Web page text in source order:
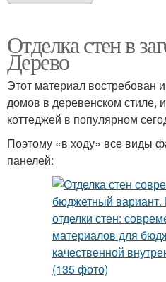
Отделка стен в
Дерево
Этот материал востребован
домов в деревенском стиле,
коттеджей в популярном
Поэтому «в ходу» все виды
панелей: